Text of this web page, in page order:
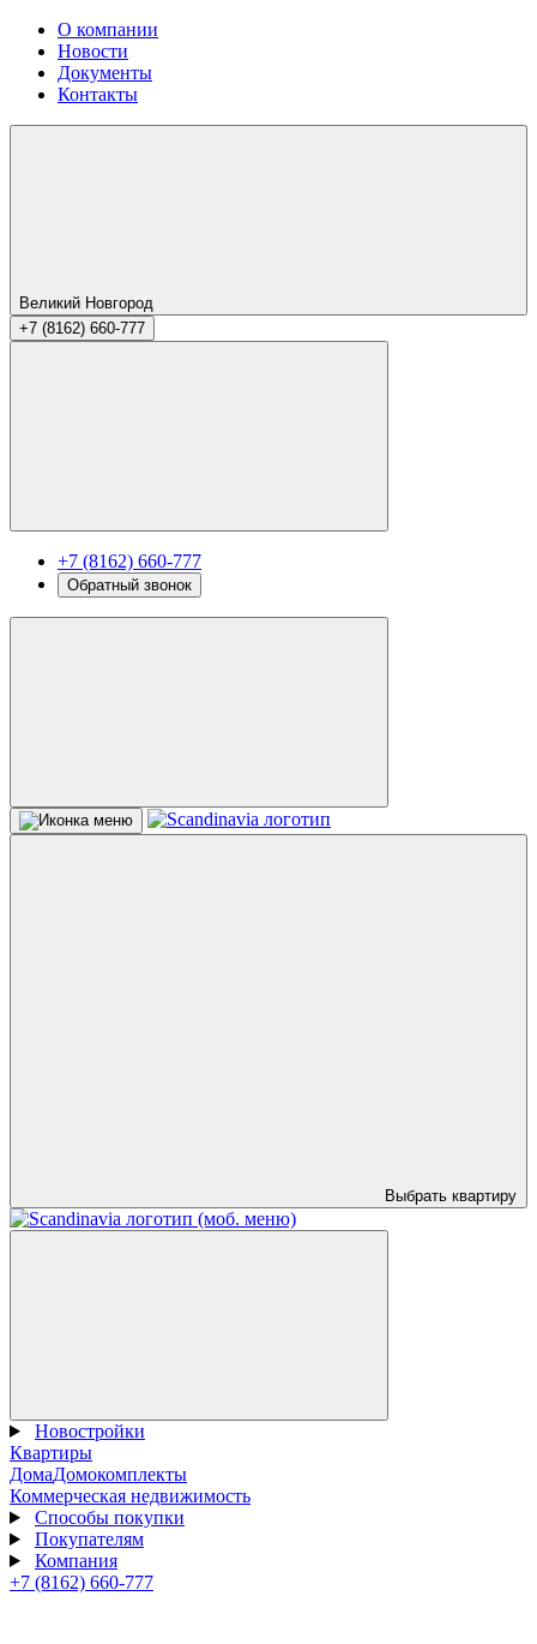
О компании
Новости
Документы
Контакты
Великий Новгород
+7 (8162) 660-777
+7 (8162) 660-777
Обратный звонок
Выбрать квартиру
Новостройки
Квартиры
ДомаДомокомплекты
Коммерческая недвижимость
Способы покупки
Покупателям
Компания
+7 (8162) 660-777